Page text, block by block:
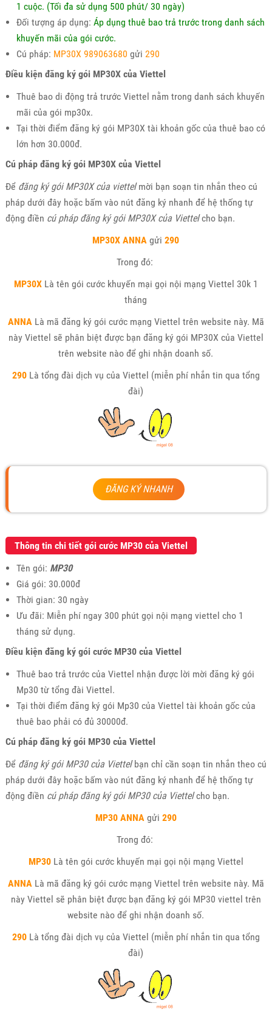
1 cuộc. (Tối đa sử dụng 500 phút/ 30 ngày)
Đối tượng áp dụng: Áp dụng thuê bao trả trước trong danh sách
khuyến mãi của gói cước.
Cú pháp: MP30X 989063680 gửi 290
Điều kiện đăng ký gói MP30X của Viettel
Thuê bao di động trả trước Viettel nằm trong danh sách khuyến
mãi của gói mp30x.
Tại thời điểm đăng ký gói MP30X tài khoản gốc của thuê bao có
lớn hơn 30.000đ.
Cú pháp đăng ký gói MP30X của Viettel
Để đăng ký gói MP30X của viettelmời bạn soạn tin nhắn theo cú
pháp dưới đây hoặc bấm vào nút đăng ký nhanh để hệ thống tự
động điền cú pháp đăng ký gói MP30X của Viettelcho bạn.
MP30X ANNA gửi 290
Trong đó:
MP30XLà tên gói cước khuyến mại gọi nội mạng Viettel 30k 1
tháng
ANNALà mã đăng ký gói cước mạng Viettel trên website này. Mã
này Viettel sẽ phân biệt được bạn đăng ký gói MP30X của Viettel
trên website nào để ghi nhận doanh số.
290 Là tổng đài dịch vụ của Viettel (miễn phí nhắn tin qua tổng
đài)
ĐĂNG KÝ NHANH
Thông tin chi tiết gói cước MP30 của Viettel
Tên gói: MP30
Giá gói: 30.000đ
Thời gian: 30 ngày
Ưu đãi: Miễn phí ngay 300 phút gọi nội mạng viettel cho 1
tháng sử dụng.
Điều kiện đăng ký gói cước MP30 của Viettel
Thuê bao trả trước của Viettel nhận được lời mời đăng ký gói
Mp30 từ tổng đài Viettel.
Tại thời điểm đăng ký gói Mp30 của Viettel tài khoản gốc của
thuê bao phải có đủ 30000đ.
Cú pháp đăng ký gói MP30 của Viettel
Để đăng ký gói MP30 của Viettelbạn chỉ cần soạn tin nhắn theo cú
pháp dưới đây hoặc bấm vào nút đăng ký nhanh để hệ thống tự
động điền cú pháp đăng ký gói MP30 của Viettelcho bạn.
MP30 ANNA gửi 290
Trong đó:
MP30Là tên gói cước khuyến mại gọi nội mạng Viettel
ANNA Là mã đăng ký gói cước mạng Viettel trên website này. Mã
này Viettel sẽ phân biệt được bạn đăng ký gói MP30 viettel trên
website nào để ghi nhận doanh số.
290 Là tổng đài dịch vụ của Viettel (miễn phí nhắn tin qua tổng
đài)